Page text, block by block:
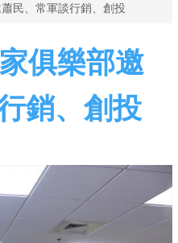
民、常軍談行銷、創投
俱樂部邀
銷、創投